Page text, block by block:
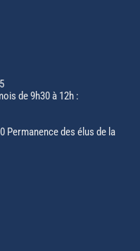
de 9h30 à 12h :
Permanence des élus de la